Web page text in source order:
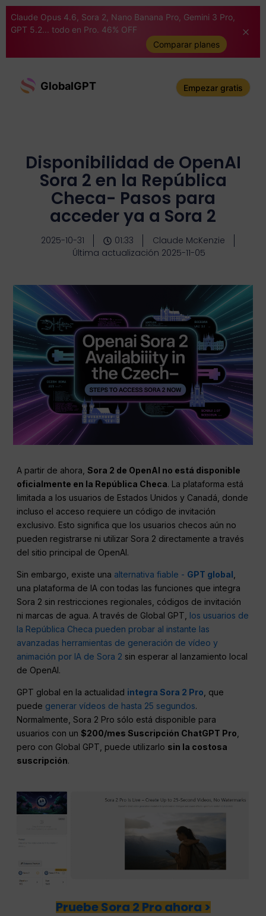
Claude Opus 4.6, Sora 2, Nano Banana Pro, Gemini 3 Pro,
GPT 5.2... todo en Pro. 46% OFF
Comparar planes
GlobalGPT Empezar gratis
Disponibilidad de OpenAI
Sora 2 en la República
Checa- Pasos para
acceder ya a Sora 2
2025-10-31 01:33
Claude McKenzie
Última actualización 2025-11-05
A partir de ahora,Sora 2 de OpenAI no está disponible
oficialmente en la República Checa. La plataforma está
limitada a los usuarios de Estados Unidos y Canadá, donde
incluso el acceso requiere un código de invitación
exclusivo. Esto significa que los usuarios checos aún no
pueden registrarse ni utilizar Sora 2 directamente a través
del sitio principal de OpenAI.
Sin embargo, existe una alternativa fiable - GPT global
una plataforma de IA con todas las funciones que integra
Sora 2 sin restricciones regionales, códigos de invitación
ni marcas de agua. A través de Global GPT, los usuarios de
la República Checa pueden probar al instante las
avanzadas herramientas de generación de vídeo y
animación por IA de Sora 2 sin esperar al lanzamiento local
de OpenAI.
GPT global en la actualidad integra Sora 2 Pro, que
puede generar vídeos de hasta 25 segundos.
Normalmente, Sora 2 Pro sólo está disponible para
usuarios con un$200/mes Suscripción ChatGPT Pro,
pero con Global GPT, puede utilizarlo sin la costosa
suscripción.
Pruebe Sora 2 Pro ahora >